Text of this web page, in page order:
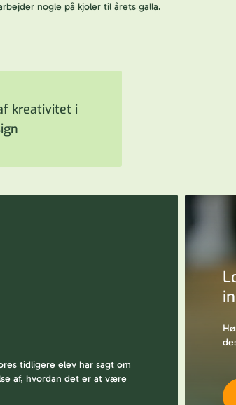
nogle på kjoler til årets galla.
kreativitet i
tidligere elev har sagt om
af, hvordan det er at være
Play